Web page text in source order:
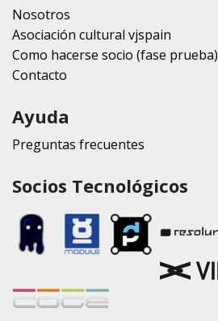
Nosotros
Asociación cultural vjspain
Como hacerse socio (fase prueba)
Contacto
Ayuda
Preguntas frecuentes
Socios Tecnológicos